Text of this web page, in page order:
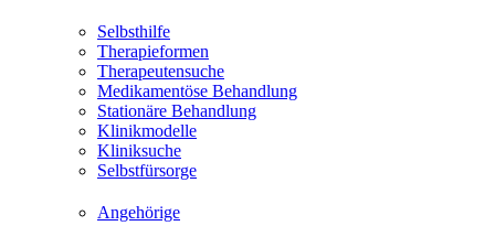
Selbsthilfe
Therapieformen
Therapeutensuche
Medikamentöse Behandlung
Stationäre Behandlung
Klinikmodelle
Kliniksuche
Selbstfürsorge
Angehörige